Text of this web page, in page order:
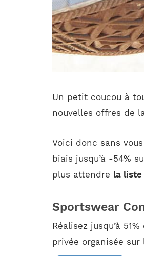
Un petit coucou à
nouvelles offres de
Voici donc sans
biais jusqu’à -54%
plus attendre la liste
Sportswear
Réalisez jusqu’à
privée organisée